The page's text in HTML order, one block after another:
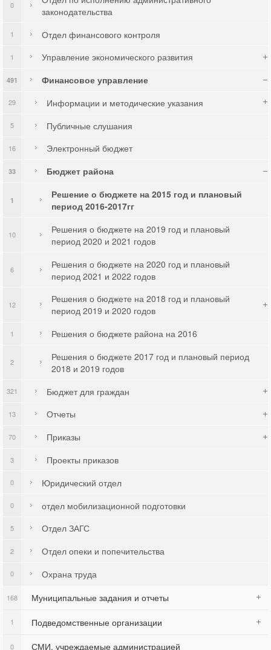
законодательства
0
Отдел финансового контроля
1
Управление экономического развития
1
Финансовое управление
491
Информации и методические указания
29
Публичные слушания
5
Электронный бюджет
16
Бюджет района
33
Решение о бюджете на 2015 год и плановый
период 2016-2017гг
1
Решения о бюджете на 2019 год и плановый
период 2020 и 2021 годов
10
Решения о бюджете на 2020 год и плановый
период 2021 и 2022 годов
6
Решения о бюджете на 2018 год и плановый
период 2019 и 2020 годов
12
Решения о бюджете района на 2016
1
Решения о бюджете 2017 год и плановый период
2018 и 2019 годов
2
Бюджет для граждан
321
Отчеты
13
Приказы
70
Проекты приказов
3
Юридический отдел
0
отдел мобилизационной подготовки
0
Отдел ЗАГС
5
Отдел опеки и попечительства
2
Охрана труда
0
Муниципальные задания и отчеты
168
Подведомственные организации
1
СМИ, учреждаемые администрацией
0